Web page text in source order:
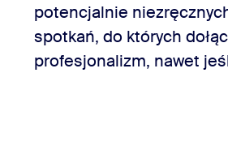
potencjalnie
spotkań, do których
profesjonalizm, nawet